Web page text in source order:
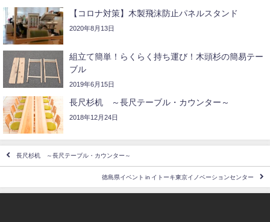
【コロナ対策】木製飛沫防止パネルスタンド
2020年8月13日
組立て簡単！らくらく持ち運び！木頭杉の簡易テー
ブル
2019年6月15日
長尺杉机 ～長尺テーブル・カウンター～
2018年12月24日
長尺杉机 ～長尺テーブル・カウンター～
徳島県イベント in イトーキ東京イノベーションセンター